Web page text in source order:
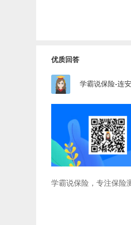
优质回答
学霸说保险-连安
学霸说保险，专注保险